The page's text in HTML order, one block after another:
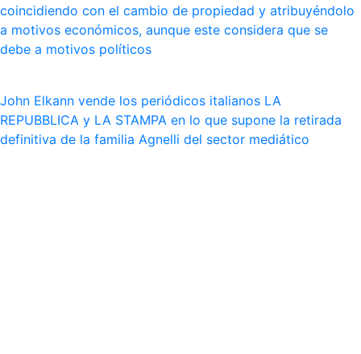
coincidiendo con el cambio de propiedad y atribuyéndolo
a motivos económicos, aunque este considera que se
debe a motivos políticos
John Elkann vende los periódicos italianos LA
REPUBBLICA y LA STAMPA en lo que supone la retirada
definitiva de la familia Agnelli del sector mediático